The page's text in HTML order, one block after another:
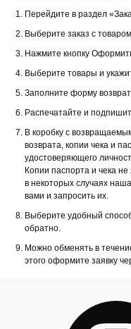
Перейдите в раздел
Выберите заказ с
Нажмите кнопку
Выберите товары и
Заполните форму
Распечатайте и
В коробку с
возврата, копии чека и
удостоверяющего
Копии паспорта и чека
в некоторых случаях
вами и запросить их.
Выберите удобный
обратно.
Можно обменять в
этого оформите заявку